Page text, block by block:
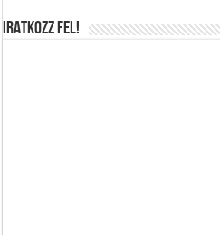
IRATKOZZ FEL!